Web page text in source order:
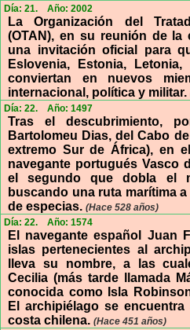
Día: 21.
Año: 2002
La Organización del
(OTAN), en su reunión de la
una invitación oficial para
Eslovenia, Estonia,
conviertan en nuevos
internacional, política y militar.
Día: 22.
Año: 1497
Tras el descubrimiento,
Bartolomeu Dias, del Cabo
extremo Sur de África), en
navegante portugués Vasco
el segundo que dobla el
buscando una ruta marítima
de especias. (Hace 528 años)
Día: 22.
Año: 1574
El navegante español Juan
islas pertenecientes al
lleva su nombre, a las
Cecilia (más tarde llamada
conocida como Isla
El archipiélago se
costa chilena. (Hace 451 años)